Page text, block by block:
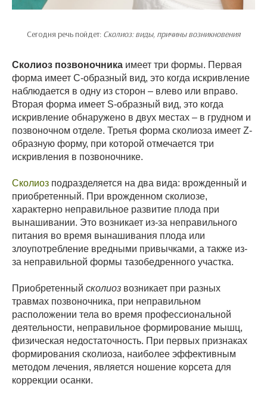
Сегодня речь пойдет: Сколиоз: виды, причины возникновения
Сколиоз позвоночника имеет три формы. Первая
форма имеет С-образный вид, это когда искривление
наблюдается в одну из сторон – влево или вправо.
Вторая форма имеет S-образный вид, это когда
искривление обнаружено в двух местах – в грудном и
позвоночном отделе. Третья форма сколиоза имеет Z-
образную форму, при которой отмечается три
искривления в позвоночнике.
Сколиоз подразделяется на два вида: врожденный и
приобретенный. При врожденном сколиозе,
характерно неправильное развитие плода при
вынашивании. Это возникает из-за неправильного
питания во время вынашивания плода или
злоупотребление вредными привычками, а также из-
за неправильной формы тазобедренного участка.
Приобретенный сколиоз возникает при разных
травмах позвоночника, при неправильном
расположении тела во время профессиональной
деятельности, неправильное формирование мышц,
физическая недостаточность. При первых признаках
формирования сколиоза, наиболее эффективным
методом лечения, является ношение корсета для
коррекции осанки.